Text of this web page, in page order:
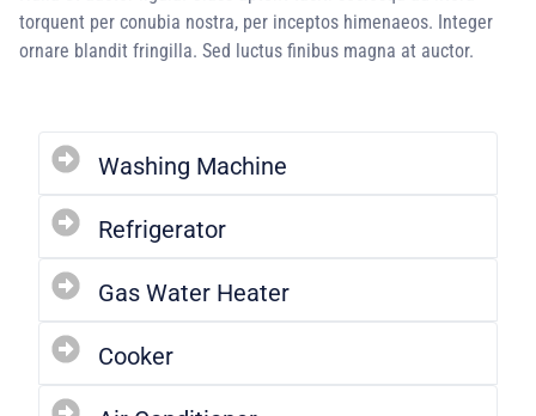
torquent per conubia nostra, per inceptos himenaeos. Integer
ornare blandit fringilla. Sed luctus finibus magna at auctor.
Washing Machine
Refrigerator
Gas Water Heater
Cooker